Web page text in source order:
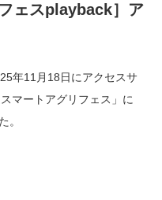
ェスplayback］ア
年11月18日にアクセスサ
マートアグリフェス」に
。